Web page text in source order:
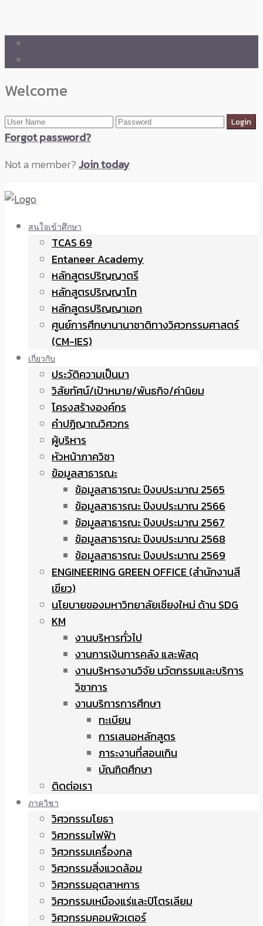
Welcome
Forgot password?
Not a member?Join today
สนใจเข้าศึกษา
TCAS 69
Entaneer Academy
หลักสูตรปริญญาตรี
หลักสูตรปริญญาโท
หลักสูตรปริญญาเอก
ศูนย์การศึกษานานาชาติทางวิศวกรรมศาสตร์
(CM-IES)
เกี่ยวกับ
ประวัติความเป็นมา
วิสัยทัศน์/เป้าหมาย/พันธกิจ/ค่านิยม
โครงสร้างองค์กร
คำปฏิญาณวิศวกร
ผู้บริหาร
หัวหน้าภาควิชา
ข้อมูลสาธารณะ
ข้อมูลสาธารณะ ปีงบประมาณ 2565
ข้อมูลสาธารณะ ปีงบประมาณ 2566
ข้อมูลสาธารณะ ปีงบประมาณ 2567
ข้อมูลสาธารณะ ปีงบประมาณ 2568
ข้อมูลสาธารณะ ปีงบประมาณ 2569
ENGINEERING GREEN OFFICE (สำนักงานสี
เขียว)
นโยบายของมหาวิทยาลัยเชียงใหม่ ด้าน SDG
KM
งานบริหารทั่วไป
งานการเงินการคลัง และพัสดุ
งานบริหารงานวิจัย นวัตกรรมและบริการ
วิชาการ
งานบริการการศึกษา
ทะเบียน
การเสนอหลักสูตร
ภาระงานที่สอนเกิน
บัณฑิตศึกษา
ติดต่อเรา
ภาควิชา
วิศวกรรมโยธา
วิศวกรรมไฟฟ้า
วิศวกรรมเครื่องกล
วิศวกรรมสิ่งแวดล้อม
วิศวกรรมอุตสาหการ
วิศวกรรมเหมืองแร่และปิโตรเลียม
วิศวกรรมคอมพิวเตอร์